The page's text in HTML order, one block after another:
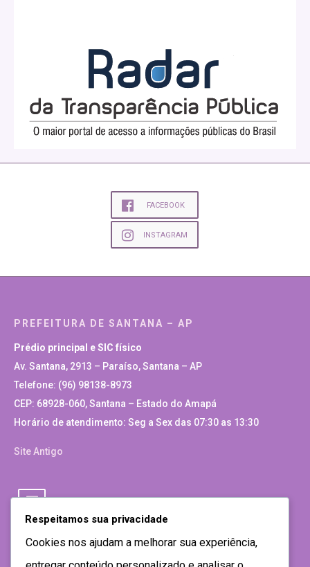
FACEBOOK
INSTAGRAM
PREFEITURA DE SANTANA – AP
Prédio principal e SIC físico
Av. Santana, 2913 – Paraíso, Santana – AP
Telefone: (96) 98138-8973
CEP: 68928-060, Santana – Estado do Amapá
Horário de atendimento: Seg a Sex das 07:30 as 13:30
Site Antigo
Respeitamos sua privacidade
Cookies nos ajudam a melhorar sua experiência,